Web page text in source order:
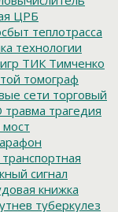
ЦРБ
теплотрасса
технологии
ТИК Тимченко
томограф
сети торговый
травма трагедия
транспортная
сигнал
книжка
туберкулез